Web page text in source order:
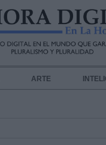
ARTE